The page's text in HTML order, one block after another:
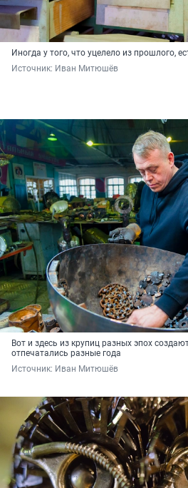
Иногда у того, что уцелело из прошлого,
Источник: Иван Митюшёв
Вот и здесь из крупиц разных эпох
отпечатались разные года
Источник: Иван Митюшёв